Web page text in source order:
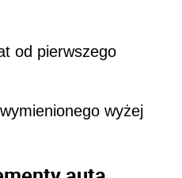
od pierwszego
wyżej